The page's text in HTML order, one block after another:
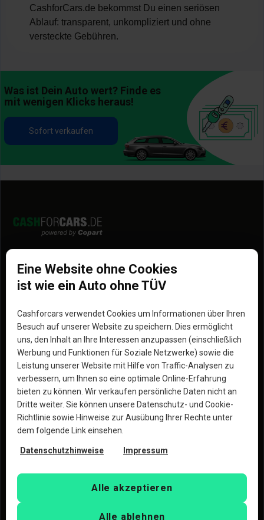
CashforCars.de bekommst Du einen seriösen
Ablauf: transparent, unkompliziert und ohne
versteckte Gebühren.
Was ist Dein Auto wert? Finde es
mit wenigen Klicks heraus!
Sofort verkaufen
Wie funktionierts
Hilfe
Erfahrungen
Warum wir die bessere
Option sind
Impressum
Werde Partner
Blog
vorbehalten. Mit der Nutzung dieser Website erklärst Du
Nutzungsbedingungenund der
Datenschutzrichtlinie
der Copart Deutschland GmbH und
CashforCars.de einverstanden.
Eine Website ohne Cookies
ist wie ein Auto ohne TÜV
Cashforcars verwendet Cookies um Informationen über Ihren
Besuch auf unserer Website zu speichern. Dies ermöglicht
uns, den Inhalt an Ihre Interessen anzupassen (einschließlich
Werbung und Funktionen für Soziale Netzwerke) sowie die
Leistung unserer Website mit Hilfe von Traffic-Analysen zu
verbessern, um Ihnen so eine optimale Online-Erfahrung
bieten zu können. Wir verkaufen persönliche Daten nicht an
Dritte weiter. Sie können unsere Datenschutz- und Cookie-
Richtlinie sowie Hinweise zur Ausübung Ihrer Rechte unter
dem folgende Link einsehen.
Datenschutzhinweise Impressum
Alle ablehnen
Alle akzeptieren